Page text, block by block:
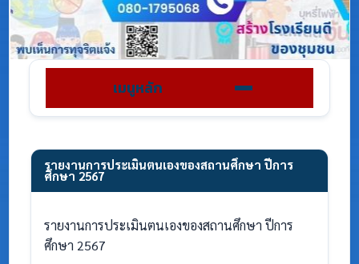
เมนูหลัก
รายงานการประเมินตนเองของสถานศึกษา ปีการ
ศึกษา 2567
รายงานการประเมินตนเองของสถานศึกษา ปีการ
ศึกษา 2567